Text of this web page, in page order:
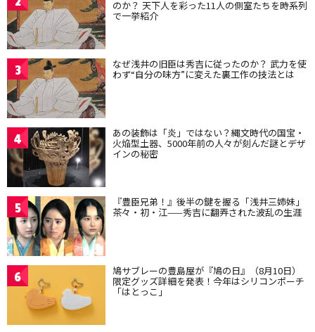
のか？ 天下人を彩った11人の側室たちを時系列
で一挙紹介
3 なぜ浅井の旧臣は秀吉に従ったのか？ 武力を使
わず“自分の味方”に変えた裏工作の技法とは
4 あの装飾は「炎」ではない？縄文時代の国宝・
火焔型土器、5000年前の人々が刻んだ謎とデザ
インの秘密
5 『豊臣兄弟！』後半の鍵を握る「浅井三姉妹」
茶々・初・江——秀吉に翻弄された波乱の生涯
6 鳩サブレーの豊島屋が『鳩の日』（8月10日）
限定グッズ詳細を発表！今年はシリコンポーチ
「はとっこ」